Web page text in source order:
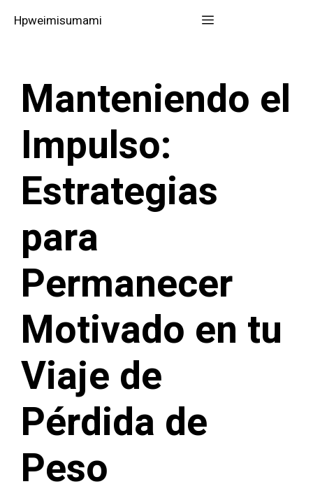
Hpweimisumami Menú
Manteniendo el
Impulso:
Estrategias
para
Permanecer
Motivado en tu
Viaje de
Pérdida de
Peso